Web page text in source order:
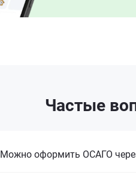
Частые
Можно оформить ОСАГО